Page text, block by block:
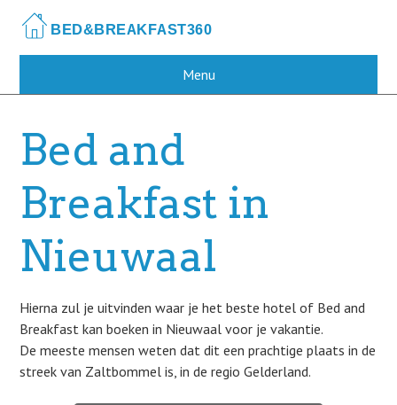
main
Menu
Bed and
Breakfast in
Nieuwaal
Hierna zul je uitvinden waar je het beste hotel of Bed and
Breakfast kan boeken in Nieuwaal voor je vakantie.
De meeste mensen weten dat dit een prachtige plaats in de
streek van Zaltbommel is, in de regio Gelderland.